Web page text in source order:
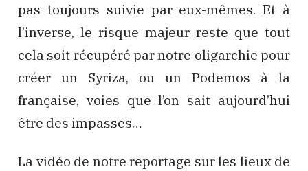
pas toujours suivie par eux-mêmes. Et à
l’inverse, le risque majeur reste que tout
cela soit récupéré par notre oligarchie pour
créer un Syriza, ou un Podemos à la
française, voies que l’on sait aujourd’hui
être des impasses…
La vidéo de notre reportage sur les lieux de